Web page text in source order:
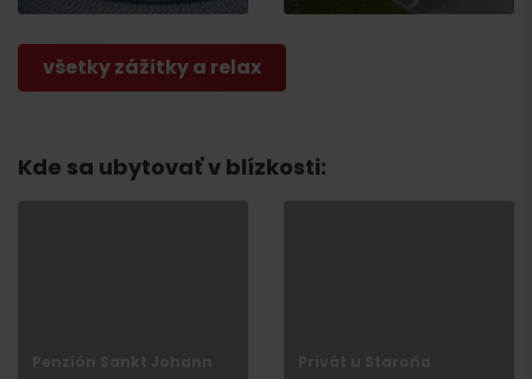
všetky zážitky a relax
Kde sa ubytovať v blízkosti: